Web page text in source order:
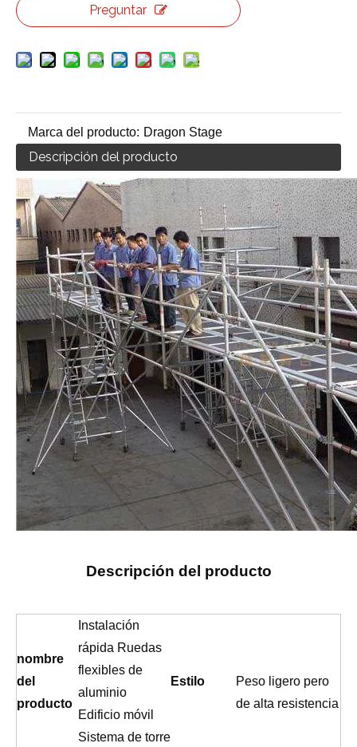
Preguntar
Marca del producto: Dragon Stage
Descripción del producto
Descripción del producto
nombre
del
producto
Instalación
rápida Ruedas
flexibles de
aluminio
Edificio móvil
Sistema de torre
Estilo
Peso ligero pero
de alta resistencia